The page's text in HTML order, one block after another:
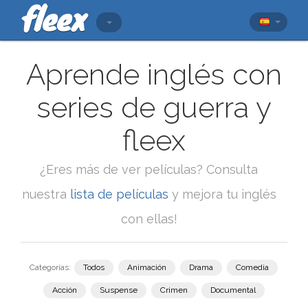
Aprende inglés con
series de guerra y
fleex
¿Eres más de ver películas? Consulta
nuestra lista de películas y mejora tu inglés
con ellas!
Categorías: Todos Animación Drama Comedia
Acción Suspense Crimen Documental